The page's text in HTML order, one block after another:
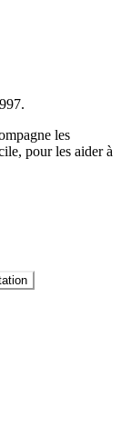
les
pour les aider à